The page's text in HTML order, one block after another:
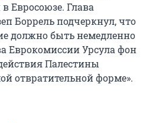
Евросоюзе. Глава
Боррель подчеркнул, что
должно быть немедленно
Еврокомиссии Урсула фон
Палестины
отвратительной форме».